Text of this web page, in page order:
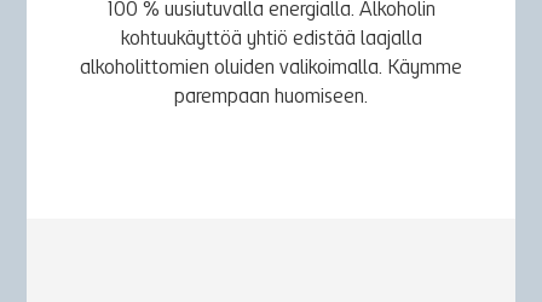
100 % uusiutuvalla energialla. Alkoholin
kohtuukäyttöä yhtiö edistää laajalla
alkoholittomien oluiden valikoimalla. Käymme
parempaan huomiseen.